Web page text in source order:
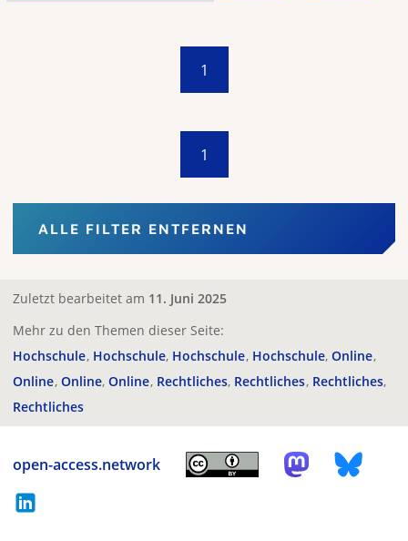
1
1
ALLE FILTER ENTFERNEN
Zuletzt bearbeitet am 11. Juni 2025
Mehr zu den Themen dieser Seite:
Hochschule Hochschule Hochschule Hochschule Online
Online Online Online Rechtliches Rechtliches Rechtliches
Rechtliches
open-access.network